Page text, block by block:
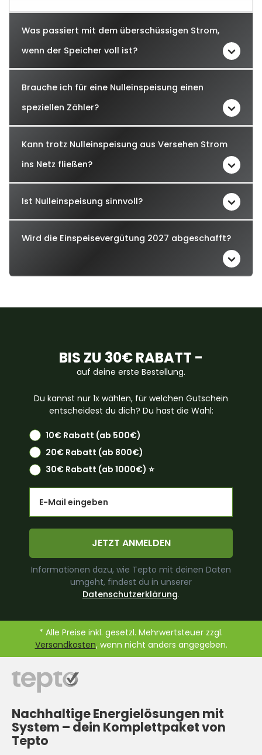
Was passiert mit dem überschüssigen Strom,
wenn der Speicher voll ist?
Brauche ich für eine Nulleinspeisung einen
speziellen Zähler?
Kann trotz Nulleinspeisung aus Versehen Strom
ins Netz fließen?
Ist Nulleinspeisung sinnvoll?
Wird die Einspeisevergütung 2027 abgeschafft?
BIS ZU 30€ RABATT -
auf deine erste Bestellung.
Du kannst nur 1x wählen, für welchen Gutschein
entscheidest du dich? Du hast die Wahl:
10€ Rabatt (ab 500€)
20€ Rabatt (ab 800€)
30€ Rabatt (ab 1000€) ⭐️
JETZT ANMELDEN
Informationen dazu, wie Tepto mit deinen Daten
umgeht, findest du in unserer
Datenschutzerklärung.
* Alle Preise inkl. gesetzl. Mehrwertsteuer zzgl.
Versandkosten, wenn nicht anders angegeben.
Nachhaltige Energielösungen mit
System – dein Komplettpaket von
Tepto